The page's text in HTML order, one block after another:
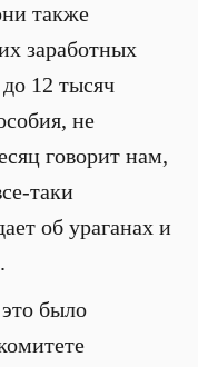
также
заработных
12 тысяч
не
говорит нам,
таки
об ураганах и
было